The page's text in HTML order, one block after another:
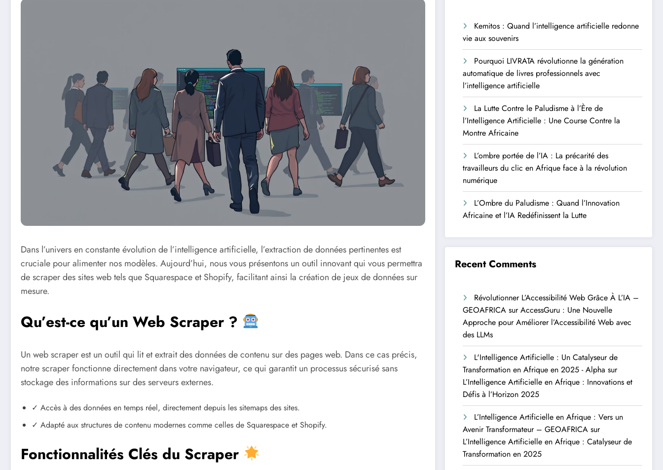
Dans l’univers en constante évolution de l’intelligence artificielle, l’extraction de données pertinentes est
cruciale pour alimenter nos modèles. Aujourd’hui, nous vous présentons un outil innovant qui vous permettra
de scraper des sites web tels que Squarespace et Shopify, facilitant ainsi la création de jeux de données sur
mesure.
Qu’est-ce qu’un Web Scraper ?
Un web scraper est un outil qui lit et extrait des données de contenu sur des pages web. Dans ce cas précis,
notre scraper fonctionne directement dans votre navigateur, ce qui garantit un processus sécurisé sans
stockage des informations sur des serveurs externes.
✓ Accès à des données en temps réel, directement depuis les sitemaps des sites.
✓ Adapté aux structures de contenu modernes comme celles de Squarespace et Shopify.
Fonctionnalités Clés du Scraper
Kemitos : Quand l’intelligence artificielle redonne
vie aux souvenirs
Pourquoi LIVRATA révolutionne la génération
automatique de livres professionnels avec
l’intelligence artificielle
La Lutte Contre le Paludisme à l’Ère de
l’Intelligence Artificielle : Une Course Contre la
Montre Africaine
L’ombre portée de l’IA : La précarité des
travailleurs du clic en Afrique face à la révolution
numérique
L’Ombre du Paludisme : Quand l’Innovation
Africaine et l’IA Redéfinissent la Lutte
Recent Comments
Révolutionner L’Accessibilité Web Grâce À L’IA –
GEOAFRICA surAccessGuru : Une Nouvelle
Approche pour Améliorer l’Accessibilité Web avec
des LLMs
L'Intelligence Artificielle : Un Catalyseur de
Transformation en Afrique en 2025 - Alpha sur
L’Intelligence Artificielle en Afrique : Innovations et
Défis à l’Horizon 2025
L’Intelligence Artificielle en Afrique : Vers un
Avenir Transformateur – GEOAFRICA sur
L’Intelligence Artificielle en Afrique : Catalyseur de
Transformation en 2025